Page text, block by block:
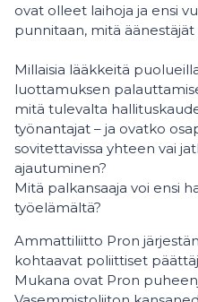
ovat olleet laihoja ja ensi
punnitaan, mitä äänestäjät
Millaisia lääkkeitä
luottamuksen
mitä tulevalta
työnantajat – ja ovatko
sovitettavissa yhteen vai
ajautuminen?
Mitä palkansaaja voi ensi
työelämältä?
Ammattiliitto Pron
kohtaavat poliittiset
Mukana ovat Pron